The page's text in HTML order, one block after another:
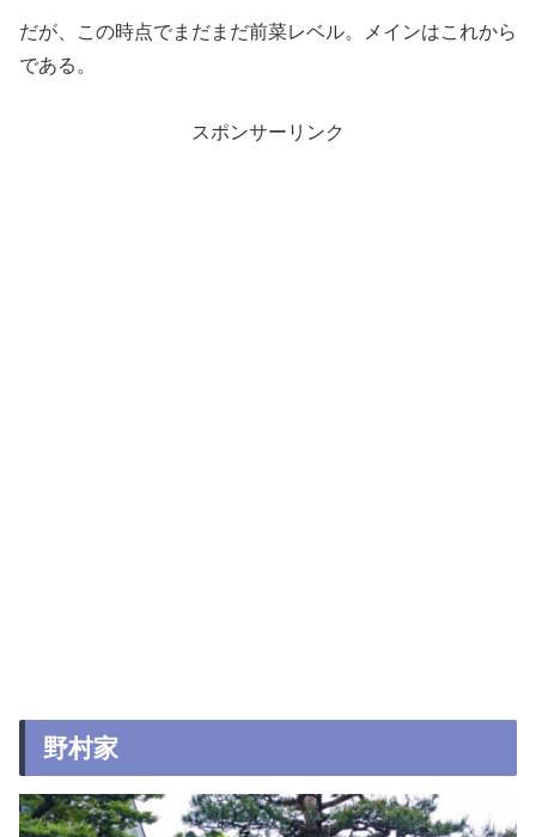
だが、この時点でまだまだ前菜レベル。メインはこれから
である。
スポンサーリンク
野村家